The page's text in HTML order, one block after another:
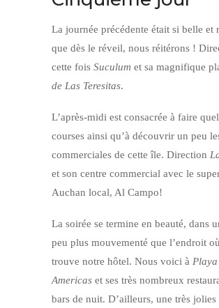
La journée précédente était si belle et
que dès le réveil, nous réitérons !
cette fois Suculum et sa magnifique
de Las Teresitas.
L’après-midi est consacrée à faire
courses ainsi qu’à découvrir un peu
commerciales de cette île. Direction
et son centre commercial avec le
Auchan local, Al Campo!
La soirée se termine en beauté, dans
peu plus mouvementé que l’endroit
trouve notre hôtel. Nous voici à
Americas et ses très nombreux
bars de nuit. D’ailleurs, une très jolies